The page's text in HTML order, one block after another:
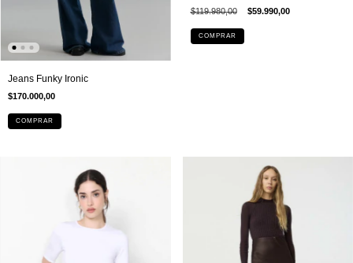
Jeans Funky Ironic
$170.000,00
COMPRAR
$119.980,00 $59.990,00
COMPRAR